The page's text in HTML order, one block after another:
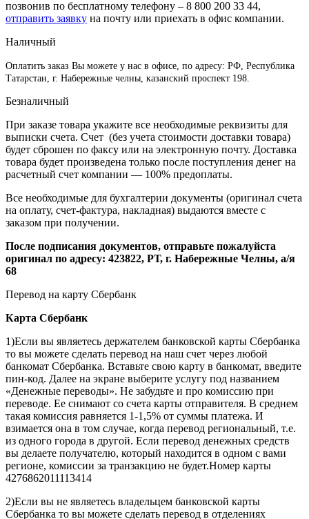
позвонив по бесплатному телефону – 8 800 200 33 44,
отправить заявку на почту или приехать в офис компании.
Наличный
Оплатить заказ Вы можете у нас в офисе, по адресу: РФ, Республика
Татарстан, г. Набережные челны, казанский проспект 198.
Безналичный
При заказе товара укажите все необходимые реквизиты для
выписки счета. Счет (без учета стоимости доставки товара)
будет сброшен по факсу или на электронную почту. Доставка
товара будет произведена только после поступления денег на
расчетный счет компании — 100% предоплаты.
Все необходимые для бухгалтерии документы (оригинал счета
на оплату, счет-фактура, накладная) выдаются вместе с
заказом при получении.
После подписания документов, отправьте пожалуйста
оригинал по адресу: 423822, РТ, г. Набережные Челны, а/я
68
Перевод на карту Сбербанк
Карта Сбербанк
1)Если вы являетесь держателем банковской карты Сбербанка
то вы можете сделать перевод на наш счет через любой
банкомат Сбербанка. Вставьте свою карту в банкомат, введите
пин-код. Далее на экране выберите услугу под названием
«Денежные переводы». Не забудьте и про комиссию при
переводе. Ее снимают со счета карты отправителя. В среднем
такая комиссия равняется 1-1,5% от суммы платежа. И
взимается она в том случае, когда перевод региональный, т.е.
из одного города в другой. Если перевод денежных средств
вы делаете получателю, который находится в одном с вами
регионе, комиссии за транзакцию не будет.Номер карты
4276862011113414
2)Если вы не являетесь владельцем банковской карты
Сбербанка то вы можете сделать перевод в отделениях